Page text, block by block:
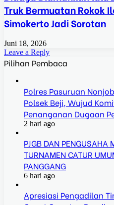
Truk Bermuatan Rokok
Simokerto Jadi Sorotan
Juni 18, 2026
Leave a Reply
Pilihan Pembaca
Polres Pasuruan
Polsek Beji, Wujud
Penanganan Dugaan
2 hari ago
PJGB DAN PENGUSAHA
TURNAMEN CATUR
PANGGANG
6 hari ago
Apresiasi Pengadilan